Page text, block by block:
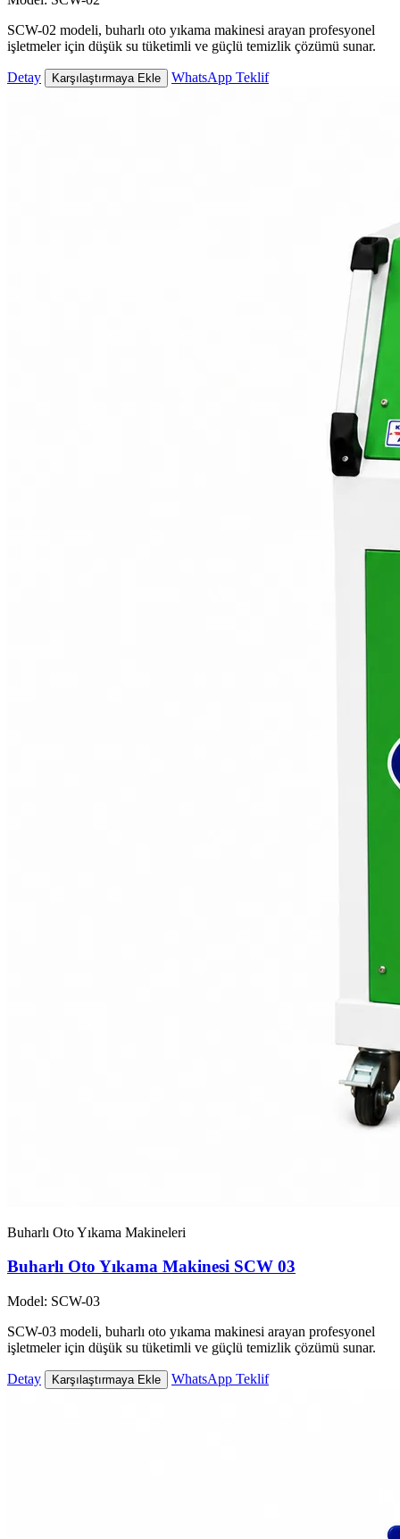
SCW-02 modeli, buharlı oto yıkama makinesi arayan profesyonel
işletmeler için düşük su tüketimli ve güçlü temizlik çözümü sunar.
Detay Karşılaştırmaya Ekle WhatsApp Teklif
Buharlı Oto Yıkama Makineleri
Buharlı Oto Yıkama Makinesi SCW 03
Model: SCW-03
SCW-03 modeli, buharlı oto yıkama makinesi arayan profesyonel
işletmeler için düşük su tüketimli ve güçlü temizlik çözümü sunar.
Detay Karşılaştırmaya Ekle WhatsApp Teklif